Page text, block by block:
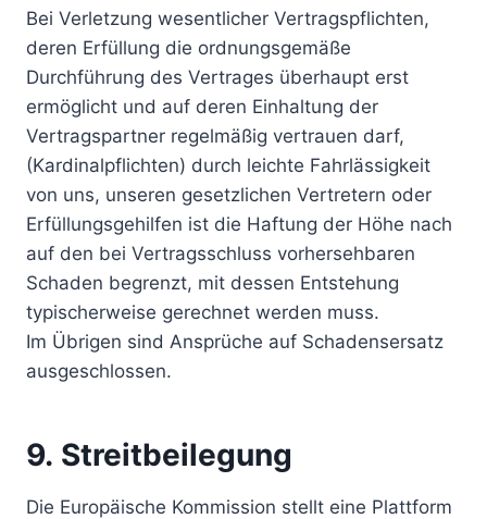
Bei Verletzung wesentlicher Vertragspflichten,
deren Erfüllung die ordnungsgemäße
Durchführung des Vertrages überhaupt erst
ermöglicht und auf deren Einhaltung der
Vertragspartner regelmäßig vertrauen darf,
(Kardinalpflichten) durch leichte Fahrlässigkeit
von uns, unseren gesetzlichen Vertretern oder
Erfüllungsgehilfen ist die Haftung der Höhe nach
auf den bei Vertragsschluss vorhersehbaren
Schaden begrenzt, mit dessen Entstehung
typischerweise gerechnet werden muss.
Im Übrigen sind Ansprüche auf Schadensersatz
ausgeschlossen.
9. Streitbeilegung​​​​​​​
Die Europäische Kommission stellt eine Plattform